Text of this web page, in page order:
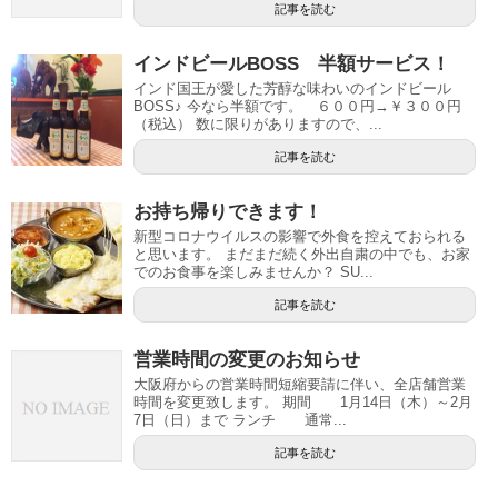
記事を読む
インドビールBOSS 半額サービス！
インド国王が愛した芳醇な味わいのインドビール
BOSS♪ 今なら半額です。 ６００円→￥３００円
（税込） 数に限りがありますので、...
記事を読む
お持ち帰りできます！
新型コロナウイルスの影響で外食を控えておられる
と思います。 まだまだ続く外出自粛の中でも、お家
でのお食事を楽しみませんか？ SU...
記事を読む
営業時間の変更のお知らせ
大阪府からの営業時間短縮要請に伴い、全店舗営業
時間を変更致します。 期間 1月14日（木）～2月
7日（日）まで ランチ 通常...
記事を読む